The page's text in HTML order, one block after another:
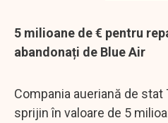
5 milioane de € pentru
abandonați de Blue Air
Compania aueriană de stat
sprijin în valoare de 5